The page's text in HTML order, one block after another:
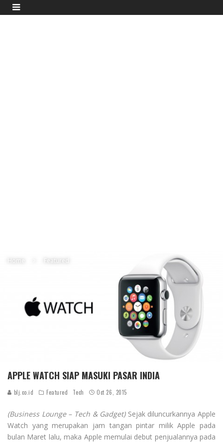
Home Featured
APPLE WATCH SIAP MASUKI PASAR INDIA
blj.co.id Featured Tech Oct 26, 2015
(Business Lounge – Tech & Gadget)Sejak diluncurkannya Apple
Watch yang merupakan jam tangan pintar milik Apple pada
bulan Maret lalu, maka Apple memulai debut penjualannya pada